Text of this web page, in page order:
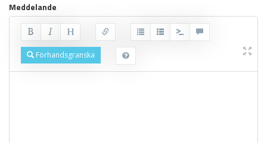
Meddelande
Förhandsgranska